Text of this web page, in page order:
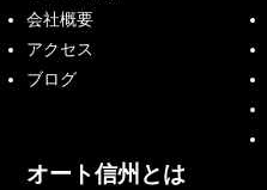
会社概要
アクセス
ブログ
オート信州とは